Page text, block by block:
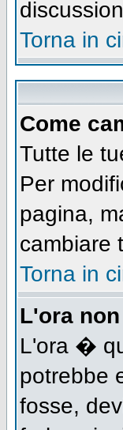
Torna in
Come
Tutte le
Per
pagina,
cambiare
Torna in
L'ora
L'ora �
potrebbe
fosse,